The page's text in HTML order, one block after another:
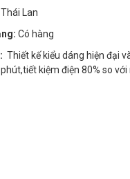
Thái Lan
Có hàng
Thiết kế kiểu dáng hiện đại
kiệm điện 80% so với